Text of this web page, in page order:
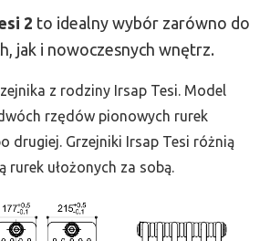
2 to idealny wybór zarówno do
jak i nowoczesnych wnętrz.
z rodziny Irsap Tesi. Model
rzędów pionowych rurek
drugiej. Grzejniki Irsap Tesi różnią
rurek ułożonych za sobą.